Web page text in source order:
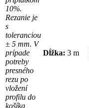
10%.
Rezanie je
s
toleranciou
± 5 mm. V
prípade
potreby
presného
rezu po
vložení
profilu do
košíka
Dĺžka: 3 m